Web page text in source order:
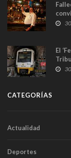
en
El
CATEGORÍAS
Actualidad
Deportes